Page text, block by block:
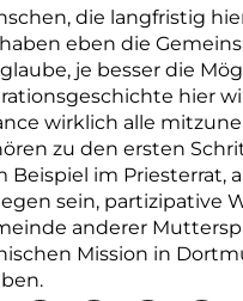
die langfristig
eben die
je besser die
hier
wirklich alle
zu den ersten
Beispiel im Priesterrat,
sein, partizipative
anderer
Mission in